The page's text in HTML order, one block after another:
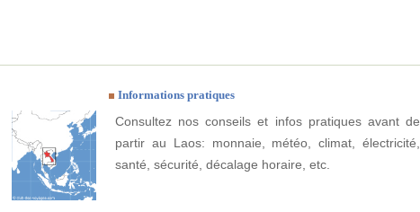
Informations pratiques
Consultez nos conseils et infos pratiques avant de
partir au Laos: monnaie, météo, climat, électricité,
santé, sécurité, décalage horaire, etc.